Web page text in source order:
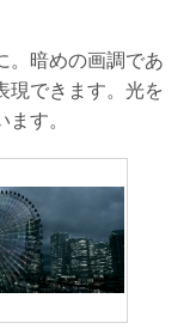
。暗めの画調であ
現できます。光を
す。